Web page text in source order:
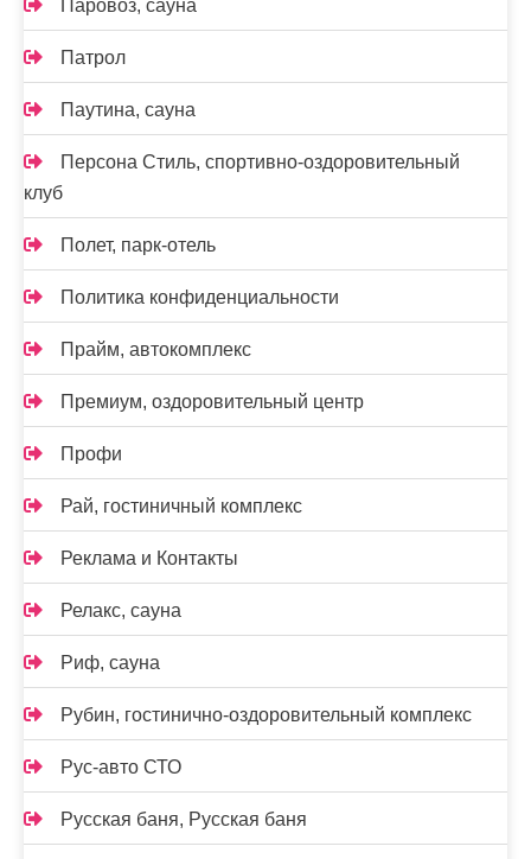
Паровоз, сауна
Патрол
Паутина, сауна
Персона Стиль, спортивно-оздоровительный
клуб
Полет, парк-отель
Политика конфиденциальности
Прайм, автокомплекс
Премиум, оздоровительный центр
Профи
Рай, гостиничный комплекс
Реклама и Контакты
Релакс, сауна
Риф, сауна
Рубин, гостинично-оздоровительный комплекс
Рус-авто СТО
Русская баня, Русская баня